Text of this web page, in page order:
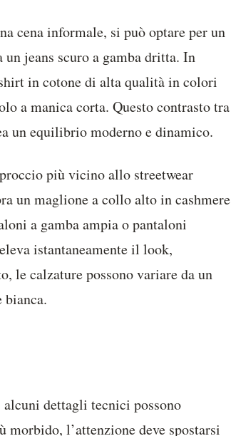
cena informale, si può optare per un
jeans scuro a gamba dritta. In
in cotone di alta qualità in colori
a manica corta. Questo contrasto tra
un equilibrio moderno e dinamico.
più vicino allo streetwear
un maglione a collo alto in cashmere
a gamba ampia o pantaloni
istantaneamente il look,
le calzature possono variare da un
bianca.
dettagli tecnici possono
morbido, l’attenzione deve spostarsi